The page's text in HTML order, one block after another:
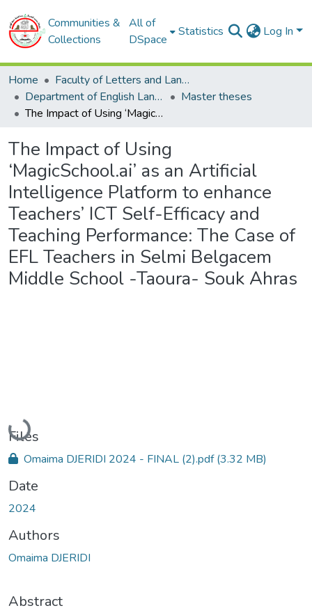
Communities &
Collections
All of
DSpace
Statistics Log In
Home
Faculty of Letters and Languages
Department of English Language
Master theses
The Impact of Using ‘MagicSchool.ai’ as an Artificial Intelligence Platform to enhance Teachers’ ICT Self-Efficacy and Teaching Performance: The Case of EFL Teachers in Selmi Belgacem Middle School -Taoura- Souk Ahras
The Impact of Using
‘MagicSchool.ai’ as an Artificial
Intelligence Platform to enhance
Teachers’ ICT Self-Efficacy and
Teaching Performance: The Case of
EFL Teachers in Selmi Belgacem
Middle School -Taoura- Souk Ahras
Loading...
Files
Omaima DJERIDI 2024 - FINAL (2).pdf(3.32 MB)
Date
2024
Authors
Omaima DJERIDI
Abstract